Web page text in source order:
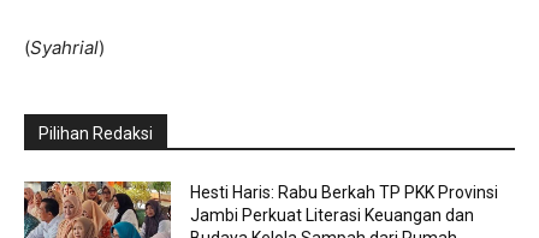
(Syahrial)
Pilihan Redaksi
Hesti Haris: Rabu Berkah TP PKK Provinsi
Jambi Perkuat Literasi Keuangan dan